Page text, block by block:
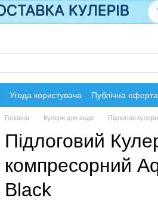
Угода користувача Публічна оферта
Головна Кулери для води Підлогові
Підлоговий
компресорний
Black